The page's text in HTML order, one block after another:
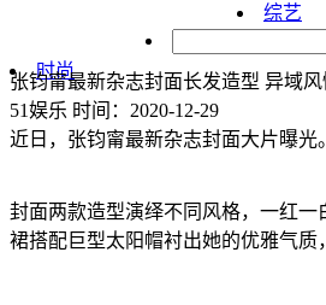
综艺
时尚
张钧甯最新杂志封面长发造型 异域
51娱乐 时间：2020-12-29
近日，张钧甯最新杂志封面大片曝光。
封面两款造型演绎不同风格，一红一
裙搭配巨型太阳帽衬出她的优雅气质